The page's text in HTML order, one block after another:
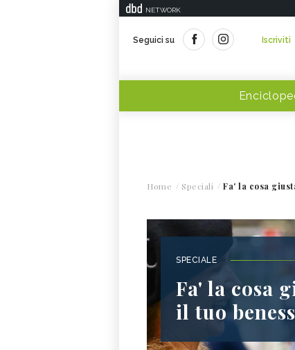
NETWORK
Seguici su Iscriviti
Home Speciali Fa' la cosa
SPECIALE
Fa' la cosa
il tuo